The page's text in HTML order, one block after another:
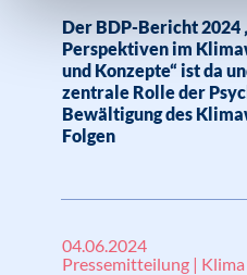
Der BDP-Bericht 2024
Perspektiven im
und Konzepte“ ist da
zentrale Rolle der
Bewältigung des
Folgen
04.06.2024
Pressemitteilung |